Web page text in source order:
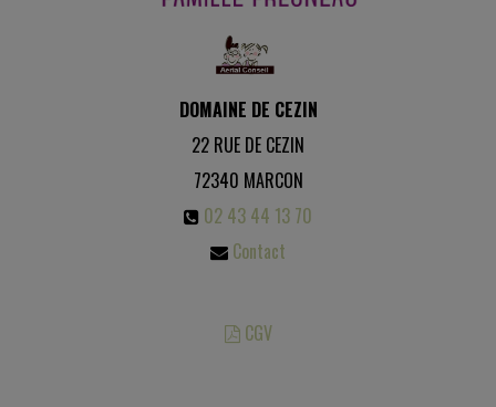
DOMAINE DE CEZIN
22 RUE DE CEZIN
72340 MARCON
02 43 44 13 70
Contact
CGV